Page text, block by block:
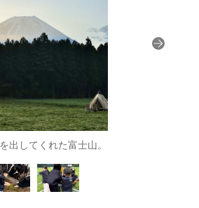
出してくれた富士山。